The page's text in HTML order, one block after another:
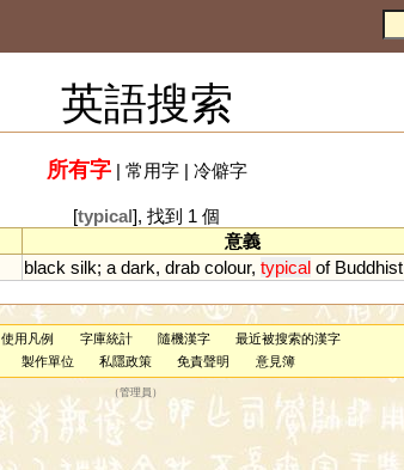
英語搜索
所有字| 常用字| 冷僻字
[typical], 找到 1 個
意義
black silk; a dark, drab colour, typical of Buddhist
使用凡例 字庫統計 隨機漢字
最近被搜索的漢字
製作單位 私隱政策 免責聲明 意見簿
（管理員 ）